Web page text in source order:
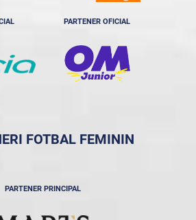
PARTENER OFICIAL
FOTBAL FEMININ
PARTENER PRINCIPAL